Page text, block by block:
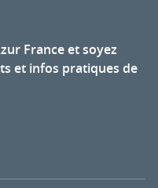
France et soyez
et infos pratiques de